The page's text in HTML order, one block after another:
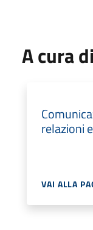
A cura di
relazioni
VAI ALLA